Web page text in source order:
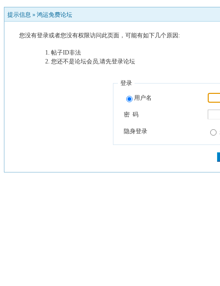
提示信息 » 鸿运免费论坛
您没有登录或者您没有权限访问此页面，可能有如下几个原因:
帖子ID非法
您还不是论坛会员,请先登录论坛
登录
用户名
密 码
隐身登录